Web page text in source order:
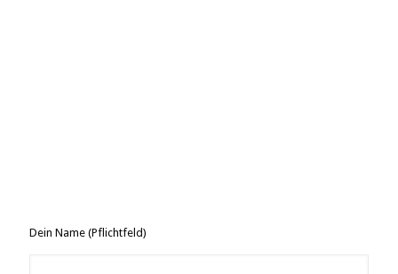
Dein Name (Pflichtfeld)